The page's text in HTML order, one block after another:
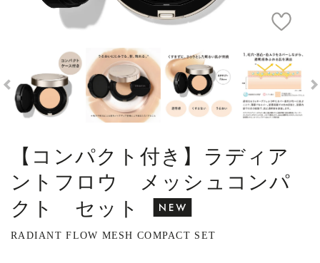
【コンパクト付き】ラディア
ントフロウ メッシュコンパ
クト セット
RADIANT FLOW MESH COMPACT SET